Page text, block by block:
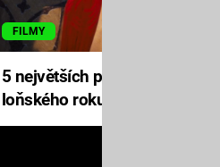
FILMY
5 největších propadáků
loňského roku: Disney na
jediné katastrofě prodělal 200